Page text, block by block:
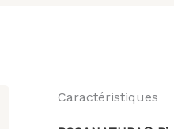
Caractéristiques